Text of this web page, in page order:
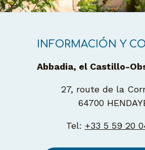
INFORMACIÓN Y
Abbadia, el Castillo-
27, route de la
64700
Tel: +33 5 59 20